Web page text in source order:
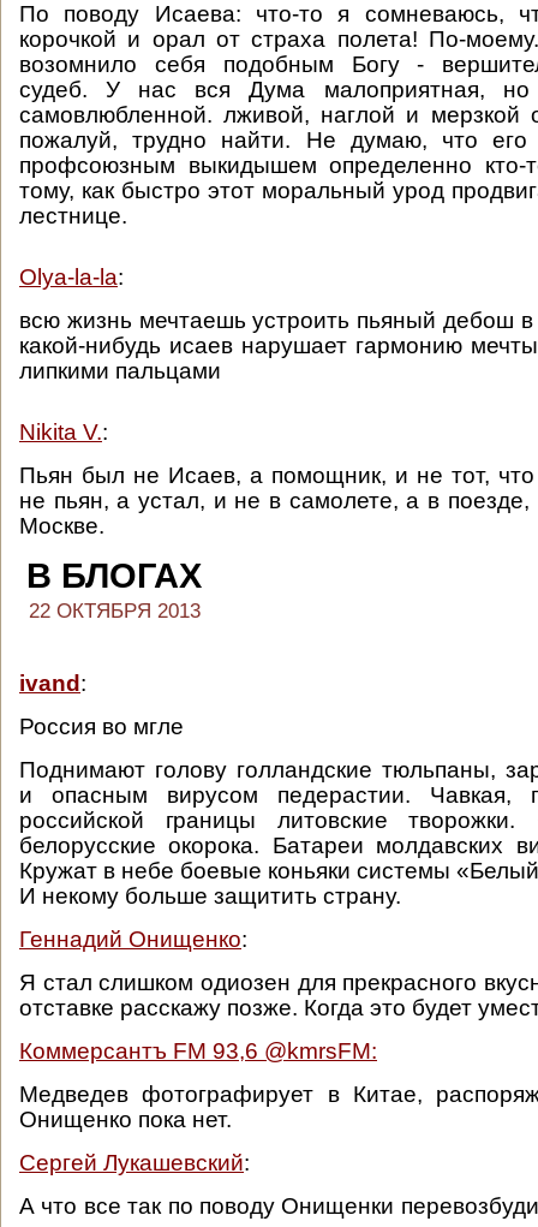
По поводу Исаева: что-то я сомневаюсь,
корочкой и орал от страха полета! По-
возомнило себя подобным Богу -
судеб. У нас вся Дума малоприятная, но
самовлюбленной. лживой, наглой и мерзкой
пожалуй, трудно найти. Не думаю, что его
профсоюзным выкидышем определенно кто-
тому, как быстро этот моральный урод
лестнице.
Olya-la-la:
всю жизнь мечтаешь устроить пьяный дебош
какой-нибудь исаев нарушает гармонию
липкими пальцами
Nikita V.:
Пьян был не Исаев, а помощник, и не тот, что
не пьян, а устал, и не в самолете, а в
Москве.
В БЛОГАХ
22 ОКТЯБРЯ 2013
ivand :
Россия во мгле
Поднимают голову голландские тюльпаны,
и опасным вирусом педерастии. Чавкая,
российской границы литовские
белорусские окорока. Батареи молдавских
Кружат в небе боевые коньяки системы
И некому больше защитить страну.
Геннадий Онищенко:
Я стал слишком одиозен для прекрасного
отставке расскажу позже. Когда это будет
Коммерсантъ FM 93,6 ‏@kmrsFM:
Медведев фотографирует в Китае,
Онищенко пока нет.
Сергей Лукашевский:
А что все так по поводу Онищенки